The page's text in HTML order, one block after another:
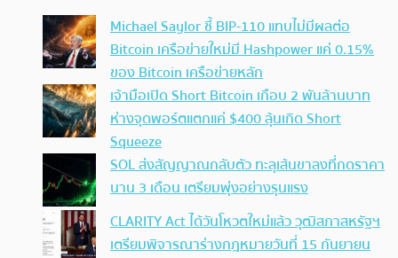
Michael Saylor ชี้ BIP-110 แทบไม่มีผลต่อ
Bitcoin เครือข่ายใหม่มี Hashpower แค่ 0.15%
ของ Bitcoin เครือข่ายหลัก
เจ้ามือเปิด Short Bitcoin เกือบ 2 พันล้านบาท
ห่างจุดพอร์ตแตกแค่ $400 ลุ้นเกิด Short
Squeeze
SOL ส่งสัญญาณกลับตัว ทะลุเส้นขาลงที่กดราคา
นาน 3 เดือน เตรียมพุ่งอย่างรุนแรง
CLARITY Act ได้วันโหวตใหม่แล้ว วุฒิสภาสหรัฐฯ
เตรียมพิจารณาร่างกฎหมายวันที่ 15 กันยายน